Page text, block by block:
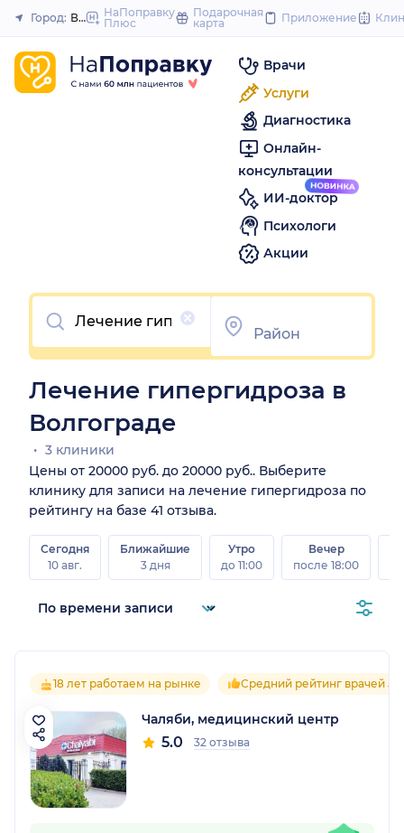
to
Закрыть
Город: ВолгоградНаПоправку
Плюс
Подарочная
карта
Приложение
Врачи
Услуги
Диагностика
Онлайн-
консультации
ИИ-доктор
Психологи
Акции
Очистить
Лечение гипергидроза в
Волгограде
3 клиники
Цены от 20000 руб. до 20000 руб.. Выберите
клинику для записи на лечение гипергидроза по
рейтингу на базе 41 отзыва.
Сегодня
10 авг.
Ближайшие
3 дня
Утро
до 11:00
Вечер
после 18:00
18 лет работаем на рынке Средний рейтинг врачей 5.0
Чаляби, медицинский центр
5.0 32 отзыва